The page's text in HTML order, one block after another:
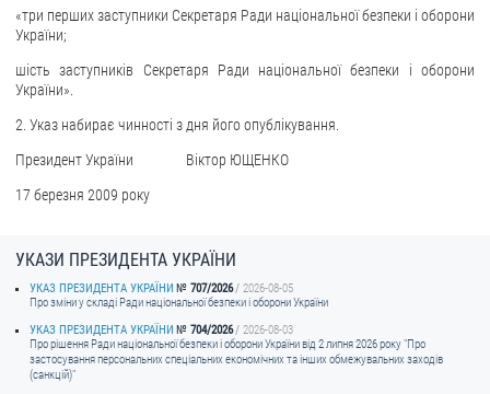
Організація доступу до публічної інформації
Запит на отримання публічної інформації
Питання запобігання корупції
Публічні закупівлі
Внутрішній аудит
«три перших заступники Секретаря Ради національної безпеки і оборони
України;
шість заступників Секретаря Ради національної безпеки і оборони
України».
2. Указ набирає чинності з дня його опублікування.
Президент України Віктор ЮЩЕНКО
17 березня 2009 року
УКАЗИ ПРЕЗИДЕНТА УКРАЇНИ
УКАЗ ПРЕЗИДЕНТА УКРАЇНИ 707/2026
2026-08-05
Про зміни у складі Ради національної безпеки і оборони України
УКАЗ ПРЕЗИДЕНТА УКРАЇНИ
704/2026
2026-08-03
Про рішення Ради національної безпеки і оборони України від 2 липня 2026 року "Про
застосування персональних спеціальних економічних та інших обмежувальних заходів
(санкцій)"